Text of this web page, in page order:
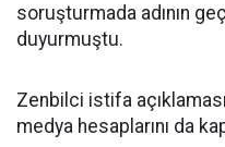
soruşturmada adının
duyurmuştu.
Zenbilci istifa
medya hesaplarını da